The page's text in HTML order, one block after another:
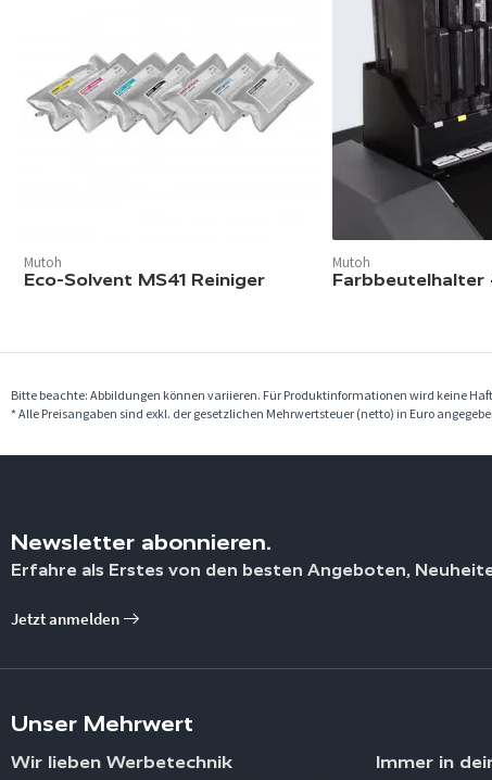
Mutoh
Eco-Solvent MS41 Reiniger
Mutoh
Farbbeutelhalter
Bitte beachte: Abbildungen können variieren. Für Produktinformationen wird keine
* Alle Preisangaben sind exkl. der gesetzlichen Mehrwertsteuer (netto) in Euro
Newsletter abonnieren.
Erfahre als Erstes von den besten Angeboten,
Jetzt anmelden
Unser Mehrwert
Wir lieben Werbetechnik
Immer in